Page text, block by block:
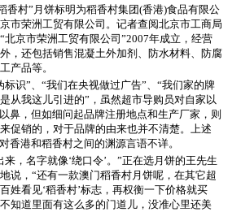
村”月饼标明为稻香村集团(香港)食品有限公
市荣洲工贸有限公司。记者查阅北京市工商局
北京市荣洲工贸有限公司”2007年成立，经营
，还包括销售混凝土外加剂、防水材料、防腐
产品等。
识”、“我们在央视做过广告”、“我们家的牌
从我这儿引进的”，虽然超市导购员对自家以
鼻，但如细问起品牌注册地点和生产厂家，则
促销的，对于品牌的由来也并不清楚。上述
香港和稻香村之间的渊源言语不详。
名字就像‘绕口令’。”正在选月饼的王先生
说，“还有一款澳门稻香村月饼呢，在其它超
姓看见‘稻香村’标志，再权衡一下价格就买
知道里面有这么多的门道儿，没准心里还美